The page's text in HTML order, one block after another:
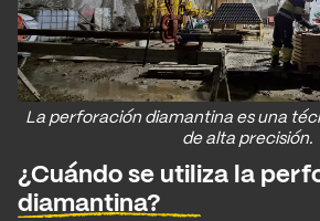
La perforación diamantina es una
de alta precisión.
¿Cuándo se utiliza la
diamantina?